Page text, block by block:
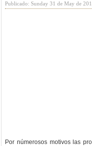
Publicado: Sunday 31 de May de
Por númerosos motivos las